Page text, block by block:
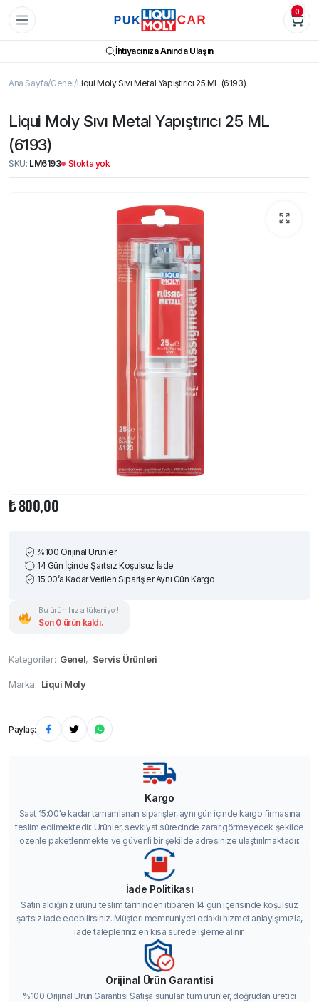
0
İhtiyacınıza Anında Ulaşın
Ana Sayfa Genel Liqui Moly Sıvı Metal Yapıştırıcı 25 ML (6193)
Liqui Moly Sıvı Metal Yapıştırıcı 25 ML
(6193)
SKU: LM6193 Stokta yok
₺800,00
%100 Orijinal Ürünler
14 Gün İçinde Şartsız Koşulsuz İade
15:00’a Kadar Verilen Siparişler Aynı Gün Kargo
Bu ürün hızla tükeniyor!
Son 0 ürün kaldı.
Kategoriler: Genel, Servis Ürünleri
Marka: Liqui Moly
Paylaş:
Kargo
Saat 15:00'e kadar tamamlanan siparişler, aynı gün içinde kargo firmasına
teslim edilmektedir. Ürünler, sevkiyat sürecinde zarar görmeyecek şekilde
özenle paketlenmekte ve güvenli bir şekilde adresinize ulaştırılmaktadır.
İade Politikası
Satın aldığınız ürünü teslim tarihinden itibaren 14 gün içerisinde koşulsuz
şartsız iade edebilirsiniz. Müşteri memnuniyeti odaklı hizmet anlayışımızla,
iade talepleriniz en kısa sürede işleme alınır.
Orijinal Ürün Garantisi
%100 Orijinal Ürün Garantisi Satışa sunulan tüm ürünler, doğrudan üretici